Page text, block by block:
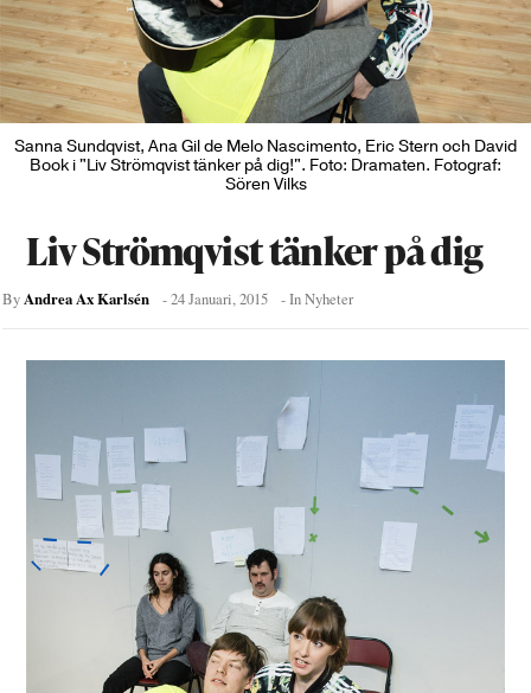
Sanna Sundqvist, Ana Gil de Melo Nascimento, Eric Stern och David
Book i "Liv Strömqvist tänker på dig!". Foto: Dramaten. Fotograf:
Sören Vilks
Liv Strömqvist tänker på dig
ByAndrea Ax Karlsén -24 Januari, 2015 - InNyheter